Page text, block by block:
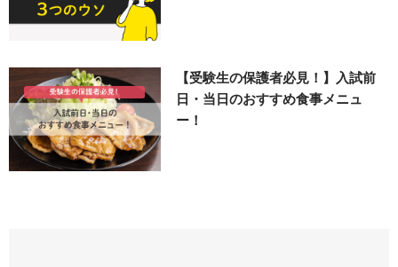
【受験生の保護者必見！】入試前
日・当日のおすすめ食事メニュ
ー！